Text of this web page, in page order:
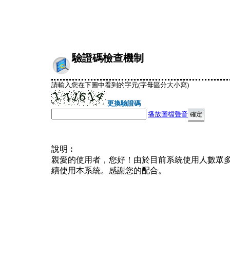
驗證碼檢查機制
請輸入您在下圖中看到的字元(字母區分大小寫)
更換驗證碼
播放圖檔聲音
說明︰
親愛的使用者，您好！由於目前系統使用人數眾
續使用本系統。感謝您的配合。